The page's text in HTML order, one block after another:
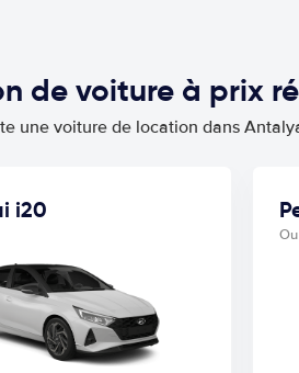
de voiture à prix
une voiture de location dans
i20